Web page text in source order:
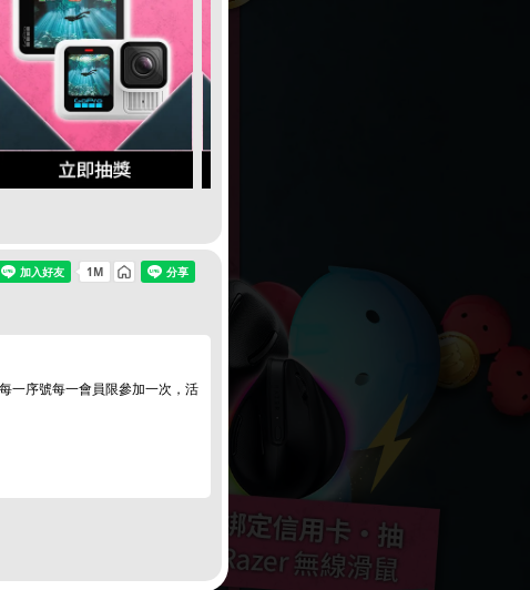
一序號每一會員限參加一次，活